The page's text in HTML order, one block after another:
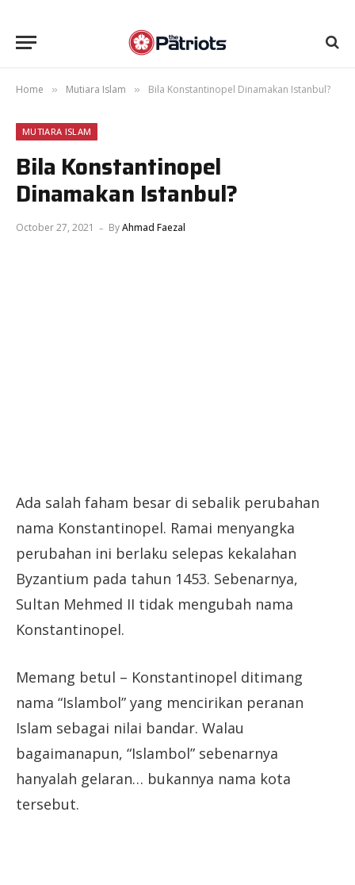
Home » Mutiara Islam » Bila Konstantinopel Dinamakan Istanbul?
MUTIARA ISLAM
Bila Konstantinopel
Dinamakan Istanbul?
October 27, 2021 ByAhmad Faezal
Ada salah faham besar di sebalik perubahan
nama Konstantinopel. Ramai menyangka
perubahan ini berlaku selepas kekalahan
Byzantium pada tahun 1453. Sebenarnya,
Sultan Mehmed II tidak mengubah nama
Konstantinopel.
Memang betul – Konstantinopel ditimang
nama “Islambol” yang mencirikan peranan
Islam sebagai nilai bandar. Walau
bagaimanapun, “Islambol” sebenarnya
hanyalah gelaran… bukannya nama kota
tersebut.